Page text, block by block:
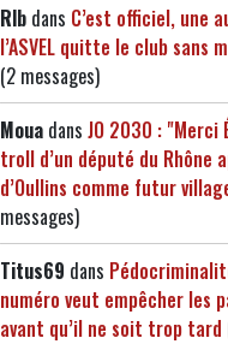
Rlb dans C’est officiel, une
l’ASVEL quitte le club sans
(2 messages)
Moua dans JO 2030 :
troll d’un député du Rhône
d’Oullins comme futur
messages)
Titus69 dans
numéro veut empêcher les
avant qu’il ne soit trop tard